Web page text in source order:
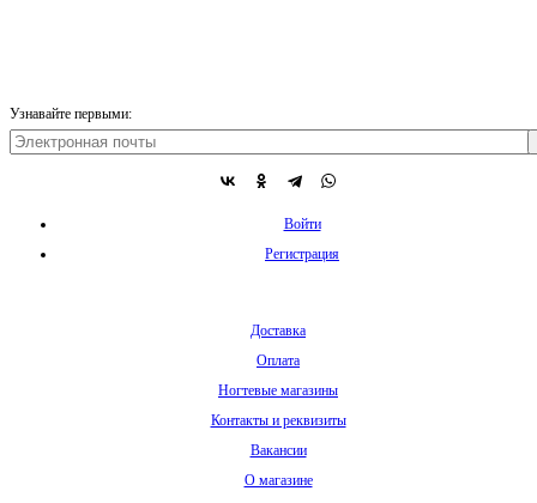
Узнавайте первыми:
Войти
Регистрация
Доставка
Оплата
Ногтевые магазины
Контакты и реквизиты
Вакансии
О магазине